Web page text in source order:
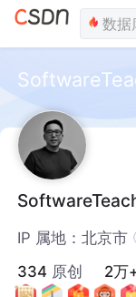
IP 属地：北京市
334 原创 2万